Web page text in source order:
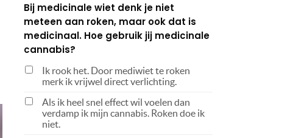
Bij medicinale wiet denk je niet
meteen aan roken, maar ook dat is
medicinaal. Hoe gebruik jij medicinale
cannabis?
Ik rook het. Door mediwiet te roken
merk ik vrijwel direct verlichting.
Als ik heel snel effect wil voelen dan
verdamp ik mijn cannabis. Roken doe ik
niet.